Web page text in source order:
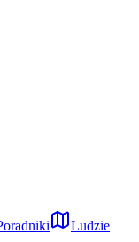
Ludzie